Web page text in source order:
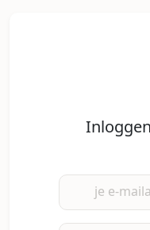
je e-